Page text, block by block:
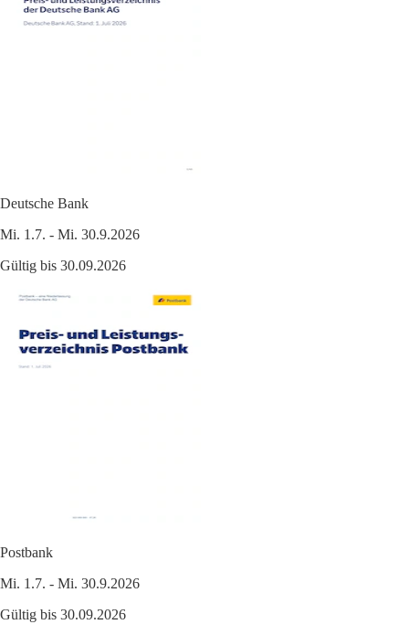
Deutsche Bank
Mi. 1.7. - Mi. 30.9.2026
Gültig bis 30.09.2026
Postbank
Mi. 1.7. - Mi. 30.9.2026
Gültig bis 30.09.2026